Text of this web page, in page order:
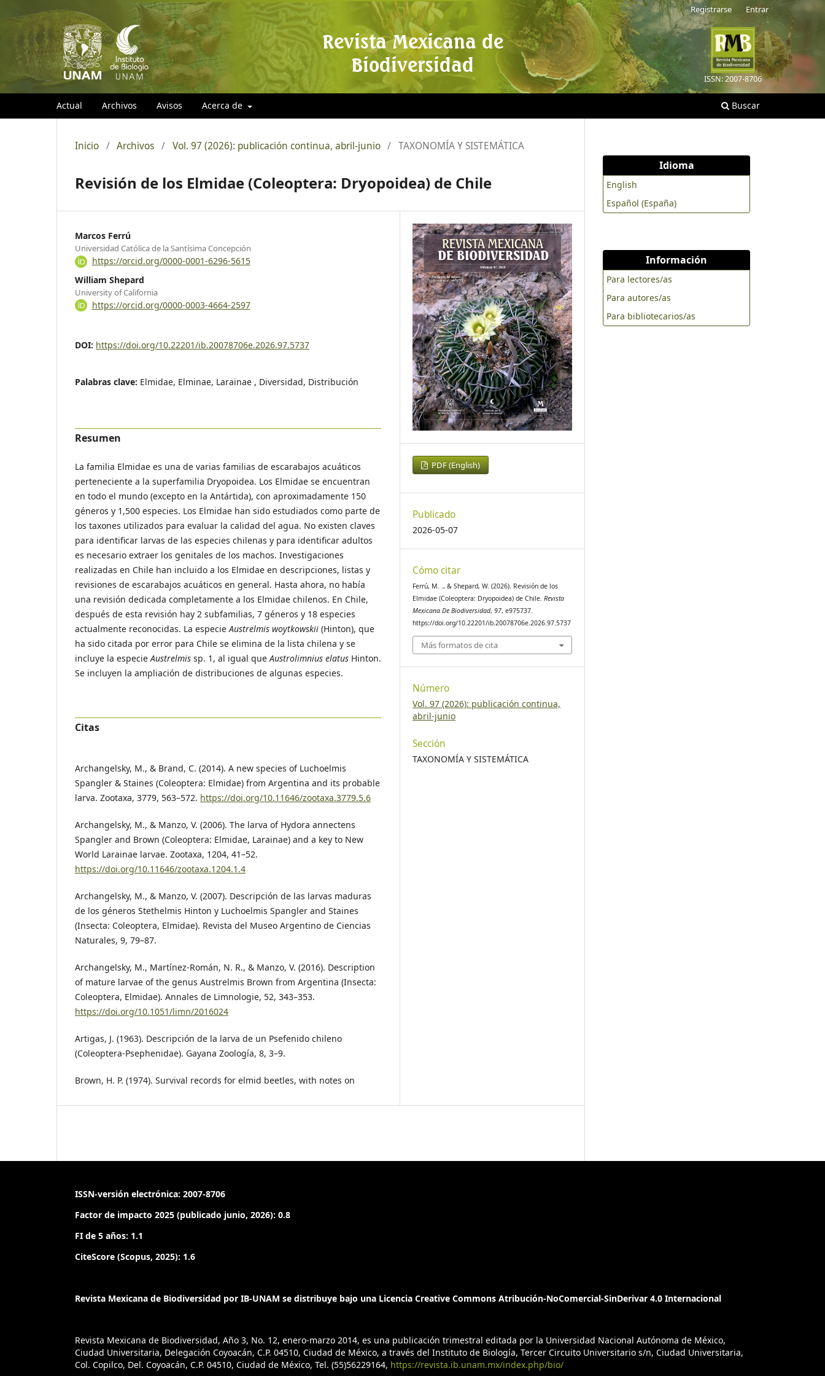
Revista Mexicana de
Biodiversidad
ISSN: 2007-8706
Actual Archivos Avisos Acerca de Buscar
Registrarse Entrar
Inicio / Archivos / Vol. 97 (2026): publicación continua, abril-junio / TAXONOMÍA Y SISTEMÁTICA
Revisión de los Elmidae (Coleoptera: Dryopoidea) de Chile
Marcos Ferrú
Universidad Católica de la Santísima Concepción
https://orcid.org/0000-0001-6296-5615
William Shepard
University of California
https://orcid.org/0000-0003-4664-2597
DOI: https://doi.org/10.22201/ib.20078706e.2026.97.5737
Palabras clave: Elmidae, Elminae, Larainae , Diversidad, Distribución
Resumen
La familia Elmidae es una de varias familias de escarabajos acuáticos
perteneciente a la superfamilia Dryopoidea. Los Elmidae se encuentran
en todo el mundo (excepto en la Antártida), con aproximadamente 150
géneros y 1,500 especies. Los Elmidae han sido estudiados como parte de
los taxones utilizados para evaluar la calidad del agua. No existen claves
para identificar larvas de las especies chilenas y para identificar adultos
es necesario extraer los genitales de los machos. Investigaciones
realizadas en Chile han incluido a los Elmidae en descripciones, listas y
revisiones de escarabajos acuáticos en general. Hasta ahora, no había
una revisión dedicada completamente a los Elmidae chilenos. En Chile,
después de esta revisión hay 2 subfamilias, 7 géneros y 18 especies
actualmente reconocidas. La especie Austrelmis woytkowskii (Hinton), que
ha sido citada por error para Chile se elimina de la lista chilena y se
incluye la especie Austrelmis sp. 1, al igual que Austrolimnius elatus Hinton.
Se incluyen la ampliación de distribuciones de algunas especies.
Citas
Archangelsky, M., & Brand, C. (2014). A new species of Luchoelmis
Spangler & Staines (Coleoptera: Elmidae) from Argentina and its probable
larva. Zootaxa, 3779, 563–572. https://doi.org/10.11646/zootaxa.3779.5.6
Archangelsky, M., & Manzo, V. (2006). The larva of Hydora annectens
Spangler and Brown (Coleoptera: Elmidae, Larainae) and a key to New
World Larainae larvae. Zootaxa, 1204, 41–52.
https://doi.org/10.11646/zootaxa.1204.1.4
Archangelsky, M., & Manzo, V. (2007). Descripción de las larvas maduras
de los géneros Stethelmis Hinton y Luchoelmis Spangler and Staines
(Insecta: Coleoptera, Elmidae). Revista del Museo Argentino de Ciencias
Naturales, 9, 79–87.
Archangelsky, M., Martínez-Román, N. R., & Manzo, V. (2016). Description
of mature larvae of the genus Austrelmis Brown from Argentina (Insecta:
Coleoptera, Elmidae). Annales de Limnologie, 52, 343–353.
https://doi.org/10.1051/limn/2016024
Artigas, J. (1963). Descripción de la larva de un Psefenido chileno
(Coleoptera-Psephenidae). Gayana Zoología, 8, 3–9.
Brown, H. P. (1974). Survival records for elmid beetles, with notes on
84, 278–284.
https://doi.org/10.1146/annurev.ento.32.1.253
collected by Charles Darwin during the voyage of the “Beagle” with
Magazine, 54, 43–54.
type d’une nouvelle familie: Chiloeidae. Annals de la Societe
Etomologique de France (N. S.), 9, 173–179.
https://doi.org/10.1080/21686351.1973.12278133
PDF (English)
Publicado
2026-05-07
Cómo citar
Ferrú, M. ., & Shepard, W. (2026). Revisión de los
Elmidae (Coleoptera: Dryopoidea) de Chile.Revista
Mexicana De Biodiversidad,97, e975737.
https://doi.org/10.22201/ib.20078706e.2026.97.5737
Más formatos de cita
Número
Vol. 97 (2026): publicación continua,
abril-junio
Sección
TAXONOMÍA Y SISTEMÁTICA
Idioma
English
Español (España)
Información
Para lectores/as
Para autores/as
Para bibliotecarios/as
ISSN-versión electrónica: 2007-8706
Factor de impacto 2025 (publicado junio, 2026): 0.8
FI de 5 años: 1.1
CiteScore (Scopus, 2025): 1.6
Revista Mexicana de Biodiversidad por IB-UNAM se distribuye bajo una Licencia Creative Commons Atribución-NoComercial-SinDerivar 4.0 Internacional
Revista Mexicana de Biodiversidad, Año 3, No. 12, enero-marzo 2014, es una publicación trimestral editada por la Universidad Nacional Autónoma de México,
Ciudad Universitaria, Delegación Coyoacán, C.P. 04510, Ciudad de México, a través del Instituto de Biología, Tercer Circuito Universitario s/n, Ciudad Universitaria,
Col. Copilco, Del. Coyoacán, C.P. 04510, Ciudad de México, Tel. (55)56229164, https://revista.ib.unam.mx/index.php/bio/